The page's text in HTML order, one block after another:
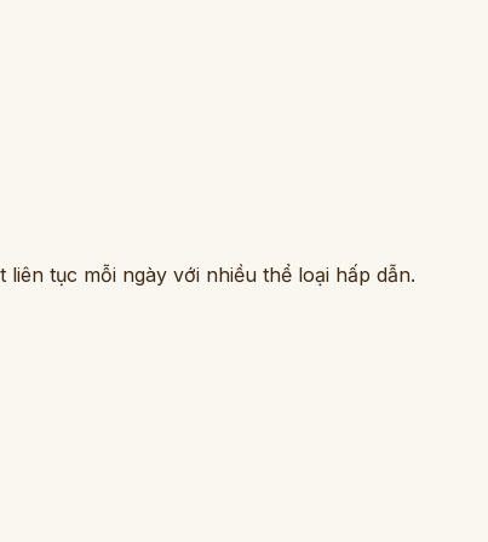
tục mỗi ngày với nhiều thể loại hấp dẫn.